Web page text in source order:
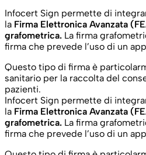
Infocert Sign permette di
la Firma Elettronica Avanzata
grafometrica. La firma
firma che prevede l’uso di un
Questo tipo di firma è
sanitario per la raccolta del
pazienti.
Infocert Sign permette di
la Firma Elettronica Avanzata
grafometrica. La firma
firma che prevede l’uso di un